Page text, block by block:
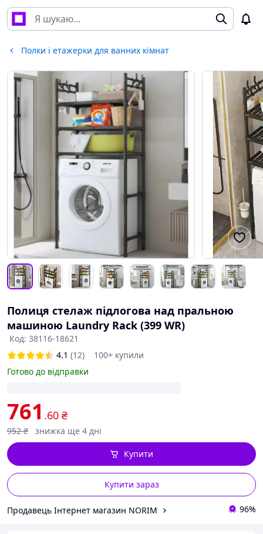
Полки і етажерки для ванних кімнат
Полиця стелаж підлогова над пральною
машиною Laundry Rack (399 WR)
Код: 38116-18621
4.1 (12)
100+ купили
Готово до відправки
761 .60 ₴
952 ₴ знижка ще 4 дні
Купити зараз
Купити
Продавець Інтернет магазин NORIM 96%